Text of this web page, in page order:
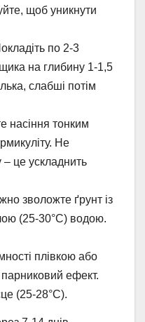
щоб уникнути
по 2-3
на глибину 1-1,5
слабші потім
насіння тонким
Не
це ускладнить
зволожте ґрунт із
(25-30°C) водою.
плівкою або
ефект.
(25-28°C).